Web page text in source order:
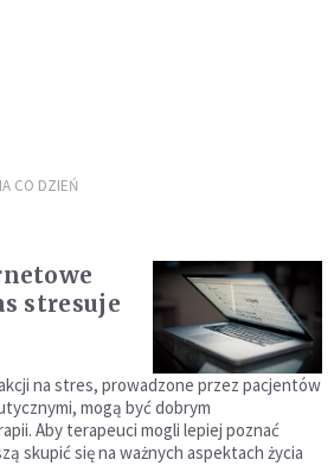
CO DZIEŃ
stresuje
na stres, prowadzone przez pacjentów
mogą być dobrym
Aby terapeuci mogli lepiej poznać
skupić się na ważnych aspektach życia